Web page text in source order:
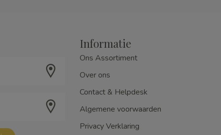
Informatie
Ons Assortiment
Over ons
Contact & Helpdesk
Algemene voorwaarden
Privacy Verklaring